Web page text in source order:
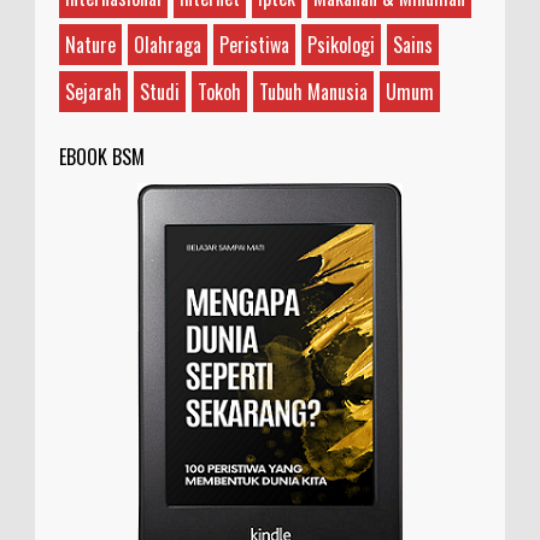
yang guru dan siapa yang murid? Teman saya bilan...
Nature
Olahraga Peristiwa Psikologi
Sains
Sejarah
Studi Tokoh Tubuh Manusia Umum
EBOOK BSM